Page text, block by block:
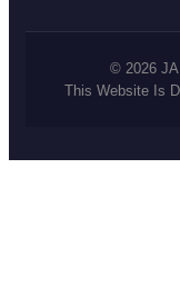
© 2026
This Website Is